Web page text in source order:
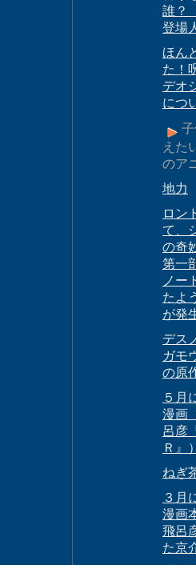
誰？
登場
ほん
た！
デオ
につ
えた
のア
地力
ロン
て、
の奇
第一
ノー
たよ
が発
デス
ガモ
の原
５月
漫画
呂彦
Ｒ』）
ねぎ
３月
漫画
飛呂
た京